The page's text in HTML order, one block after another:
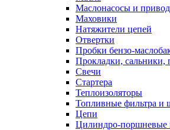
Маслонасосы и
Маховики
Натяжители цепей
Отвертки
Пробки бензо-
Прокладки,
Свечи
Стартера
Теплоизоляторы
Топливные фильтра и
Цепи
Цилиндро-поршневые